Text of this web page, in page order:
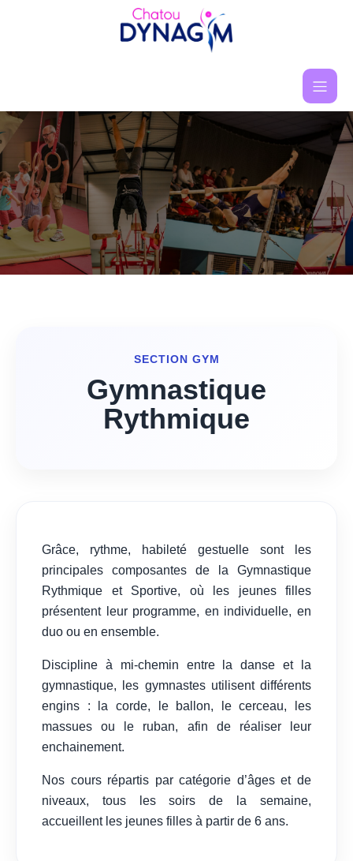
SECTION GYM
Gymnastique
Rythmique
Grâce, rythme, habileté gestuelle sont les
principales composantes de la Gymnastique
Rythmique et Sportive, où les jeunes filles
présentent leur programme, en individuelle, en
duo ou en ensemble.
Discipline à mi-chemin entre la danse et la
gymnastique, les gymnastes utilisent différents
engins : la corde, le ballon, le cerceau, les
massues ou le ruban, afin de réaliser leur
enchainement.
Nos cours répartis par catégorie d’âges et de
niveaux, tous les soirs de la semaine,
accueillent les jeunes filles à partir de 6 ans.